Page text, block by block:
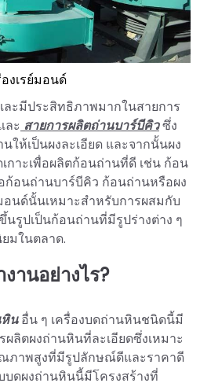
องเรย์มอนด์
ละมีประสิทธิภาพมากในสายการ
ะ สายการผลิตถ่านบาร์บีคิวซึ่ง
ให้เป็นผงละเอียด และจากนั้นผง
กาะเพื่อผลิตก้อนถ่านที่ดี เช่น ก้อน
อนถ่านบาร์บีคิว ก้อนถ่านหรือผง
อนด์นั้นเหมาะสำหรับการผสมกับ
นรูปเป็นก้อนถ่านที่มีรูปร่างต่าง ๆ
มในตลาด.
านอย่างไร?
นอื่น ๆ เครื่องบดถ่านหินชนิดนี้มี
ลิตผงถ่านหินที่ละเอียดซึ่งเหมาะ
ภาพสูงที่มีรูปลักษณ์ดีและราคาดี
บดผงถ่านหินนี้มีโครงสร้างที่